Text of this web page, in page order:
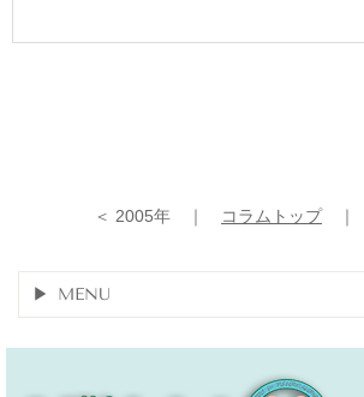
＜ 2005年 ｜ コラムトップ｜
MENU